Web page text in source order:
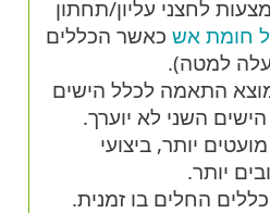
לחצני עליון/תחתון
חומת אש כאשר הכללים
למטה).
התאמה לכלל הישים
השני לא יוערך.
יותר, ביצועי
יותר.
החלים בו זמנית.